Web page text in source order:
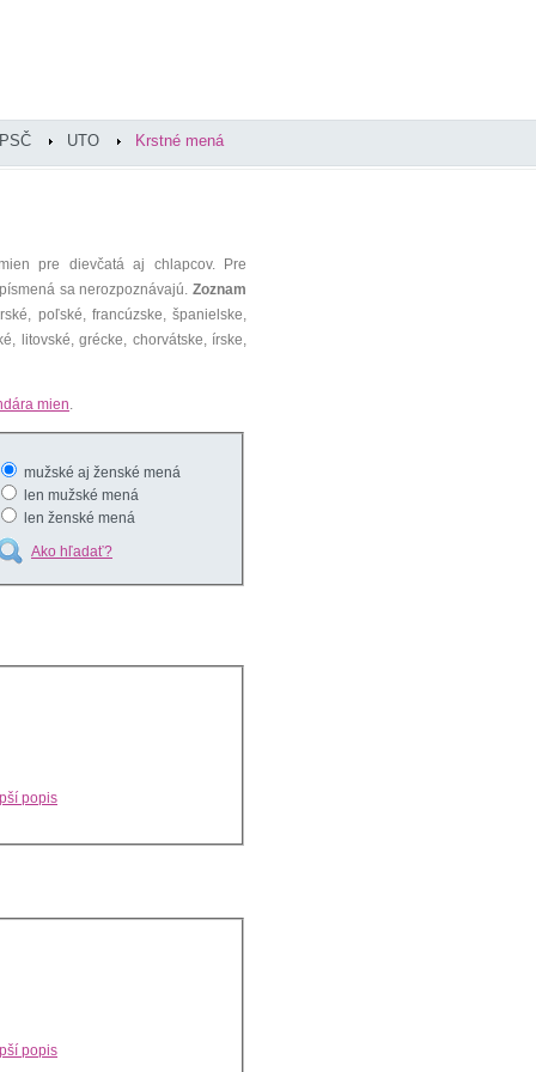
PSČ UTO Krstné mená
pre dievčatá aj chlapcov. Pre
sa nerozpoznávajú. Zoznam
poľské, francúzske, španielske,
litovské, grécke, chorvátske, írske,
mien.
mužské aj ženské mená
len mužské mená
len ženské mená
Ako hľadať?
popis
popis